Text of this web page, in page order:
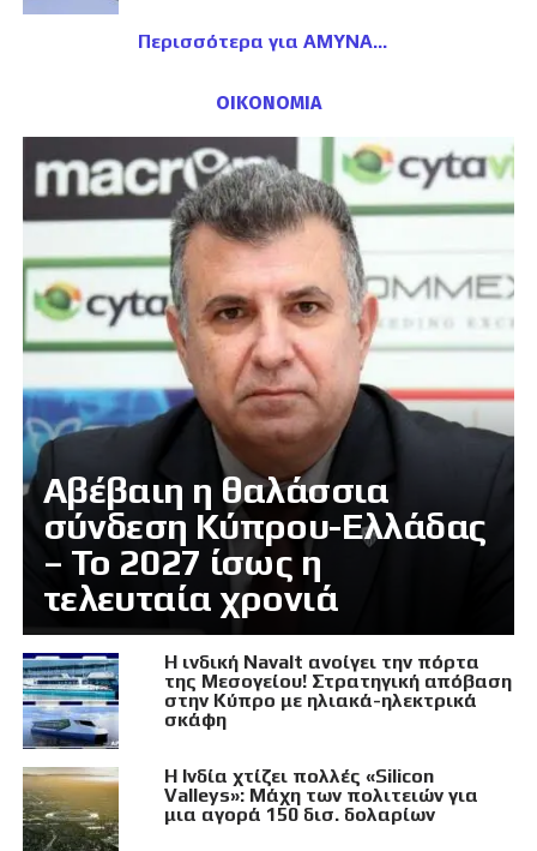
Περισσότερα για ΑΜΥΝΑ
ΟΙΚΟΝΟΜΙΑ
Αβέβαιη η θαλάσσια
σύνδεση Κύπρου-Ελλάδας
– Το 2027 ίσως η
τελευταία χρονιά
Η ινδική Navalt ανοίγει την πόρτα
της Μεσογείου! Στρατηγική απόβαση
στην Κύπρο με ηλιακά-ηλεκτρικά
σκάφη
Η Ινδία χτίζει πολλές «Silicon
Valleys»: Μάχη των πολιτειών για
μια αγορά 150 δισ. δολαρίων